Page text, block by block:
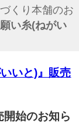
くり本舗のお
い糸(ねがい
いと)』販売
開始のお知ら